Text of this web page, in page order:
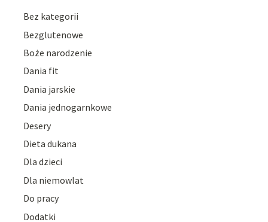
Bez kategorii
Bezglutenowe
Boże narodzenie
Dania fit
Dania jarskie
Dania jednogarnkowe
Desery
Dieta dukana
Dla dzieci
Dla niemowlat
Do pracy
Dodatki